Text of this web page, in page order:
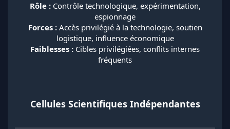
Rôle :Contrôle technologique, expérimentation,
espionnage
Forces :Accès privilégié à la technologie, soutien
logistique, influence économique
Faiblesses : Cibles privilégiées, conflits internes
fréquents
Cellules Scientifiques Indépendantes